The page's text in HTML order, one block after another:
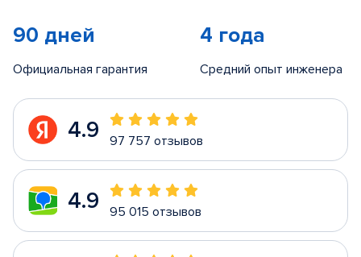
90 дней
Официальная гарантия
4 года
Средний опыт инженера
4.9 97 757 отзывов
4.9 95 015 отзывов